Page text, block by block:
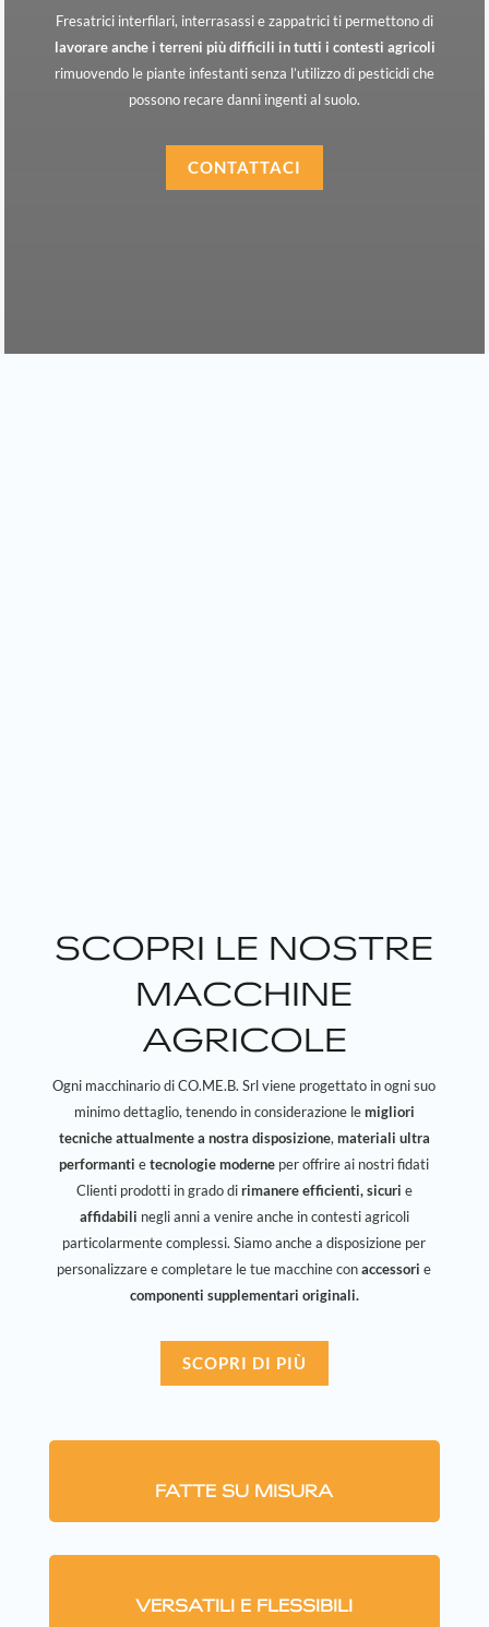
Fresatrici interfilari, interrasassi e zappatrici ti permettono di
lavorare anche i terreni più difficili in tutti i contesti agricoli
rimuovendo le piante infestanti senza l’utilizzo di pesticidi che
possono recare danni ingenti al suolo.
CONTATTACI
SCOPRI LE NOSTRE
MACCHINE
AGRICOLE
Ogni macchinario di CO.ME.B. Srl viene progettato in ogni suo
minimo dettaglio, tenendo in considerazione lemigliori
tecniche attualmente a nostra disposizione, materiali ultra
performantietecnologie moderne per offrire ai nostri fidati
Clienti prodotti in grado dirimanere efficienti, sicuri e
affidabili negli anni a venire anche in contesti agricoli
particolarmente complessi. Siamo anche a disposizione per
personalizzare e completare le tue macchine conaccessori e
componenti supplementari originali.
SCOPRI DI PIÙ
FATTE SU MISURA
VERSATILI E FLESSIBILI